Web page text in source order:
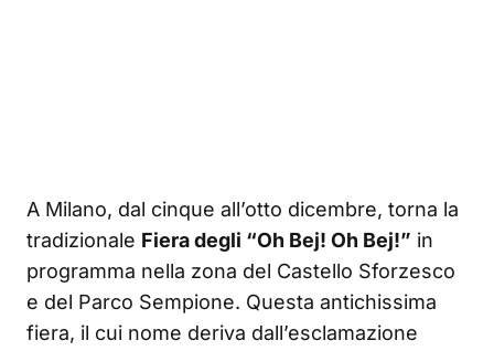
A Milano, dal cinque all’otto dicembre, torna la
tradizionale Fiera degli “Oh Bej! Oh Bej!” in
programma nella zona del Castello Sforzesco
e del Parco Sempione. Questa antichissima
fiera, il cui nome deriva dall’esclamazione